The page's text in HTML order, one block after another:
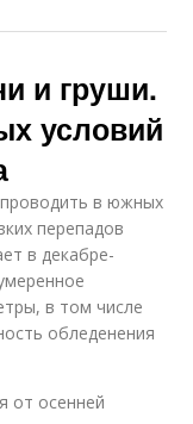
и груши.
условий
в южных
перепадов
в декабре-
в том числе
обледенения
от осенней